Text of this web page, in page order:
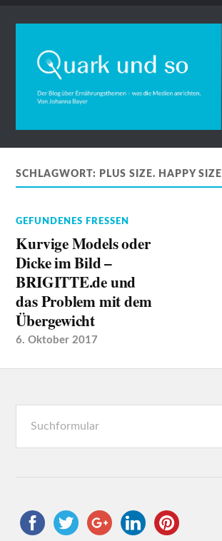
SCHLAGWORT: PLUS SIZE. HAPPY SIZE
GEFUNDENES FRESSEN
Kurvige Models oder
Dicke im Bild –
BRIGITTE.de und
das Problem mit dem
Übergewicht
6. Oktober 2017